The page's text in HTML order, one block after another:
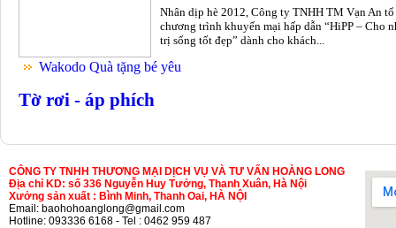
Nhân dịp hè 2012, Công ty TNHH TM Vạn An
chương trình khuyến mại hấp dẫn “HiPP – Cho
trị sống tốt đẹp” dành cho khách...
Wakodo Quà tặng bé yêu
Tờ rơi - áp phích
CÔNG TY TNHH THƯƠNG MẠI DỊCH VỤ VÀ TƯ VẤN HOÀNG LONG
Địa chỉ KD: số 336 Nguyễn Huy Tưởng, Thanh Xuân, Hà Nội
Xưởng sản xuất : Bình Minh, Thanh Oai, HÀ NỘI
Email: baohohoanglong@gmail.com
Hotline: 093336 6168 - Tel : 0462 959 487